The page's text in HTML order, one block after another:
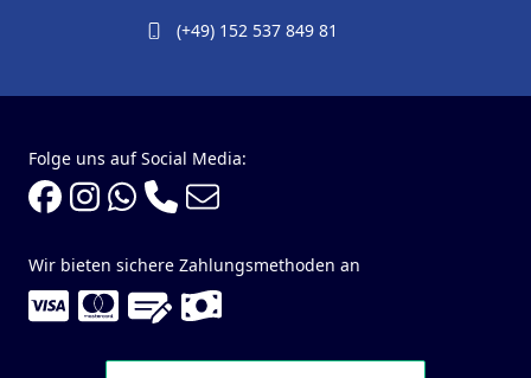
(+49) 152 537 849 81
Folge uns auf Social Media:
Wir bieten sichere Zahlungsmethoden an